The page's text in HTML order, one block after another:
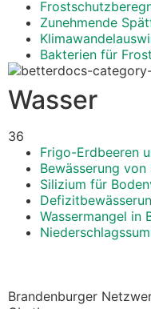
Zunehmende
Bakterien für
Wasser
36
Frigo-Erdbeeren
Bewässerung von
Silizium für
Wassermangel in
Brandenburger